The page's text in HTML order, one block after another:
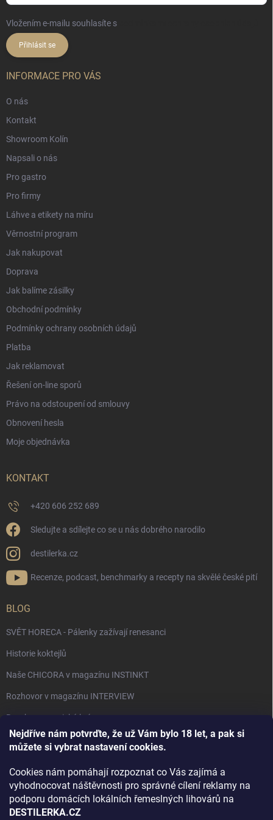
Nejdříve nám potvrďte, že už Vám bylo 18 let, a pak si
můžete si vybrat nastavení cookies.
Cookies nám pomáhají rozpoznat co Vás zajímá a
vyhodnocovat náštěvnosti pro správné cílení reklamy na
podporu domácích lokálních řemeslných lihovárů na
DESTILERKA.CZ
Vložením e-mailu souhlasíte s
Přihlásit se
INFORMACE PRO VÁS
O nás
Kontakt
Showroom Kolín
Napsali o nás
Pro gastro
Pro firmy
Láhve a etikety na míru
Věrnostní program
Jak nakupovat
Doprava
Jak balíme zásilky
Obchodní podmínky
Podmínky ochrany osobních údajů
Platba
Jak reklamovat
Řešení on-line sporů
Právo na odstoupení od smlouvy
Obnovení hesla
Moje objednávka
KONTAKT
+420 606 252 689
Sledujte a sdílejte co se u nás dobrého narodilo
destilerka.cz
Recenze, podcast, benchmarky a recepty na skvělé české pití
BLOG
SVĚT HORECA - Pálenky zažívají renesanci
Historie koktejlů
Naše CHICORA v magazínu INSTINKT
Rozhovor v magazínu INTERVIEW
Bourbon, americká krása.
Napsali v TÝDNU o naší práci
Rozhovor s DESTILERKA.CZ v magazínu DRINKING-CAT
Jak vybrat dárek na Vánoce